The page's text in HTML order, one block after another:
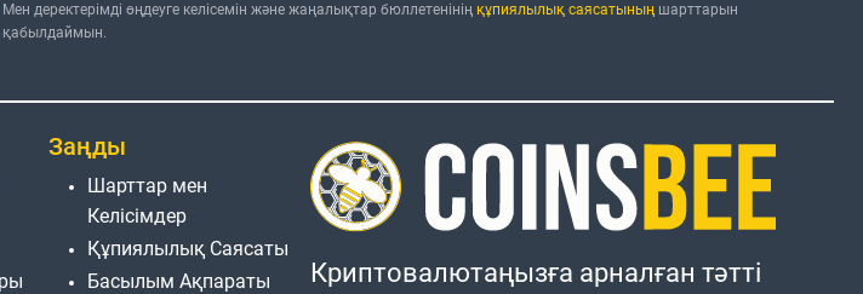
Мен деректерімді өңдеуге келісемін және жаңалықтар бюллетенінің құпиялылық саясатыныңшарттарын
қабылдаймын.
Заңды
Шарттар мен
Келісімдер
Құпиялылық Саясаты
Басылым Ақпараты
Криптовалютаңызға арналған тәтті